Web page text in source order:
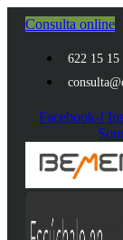
Consulta online
622 15 15
Facebook-f